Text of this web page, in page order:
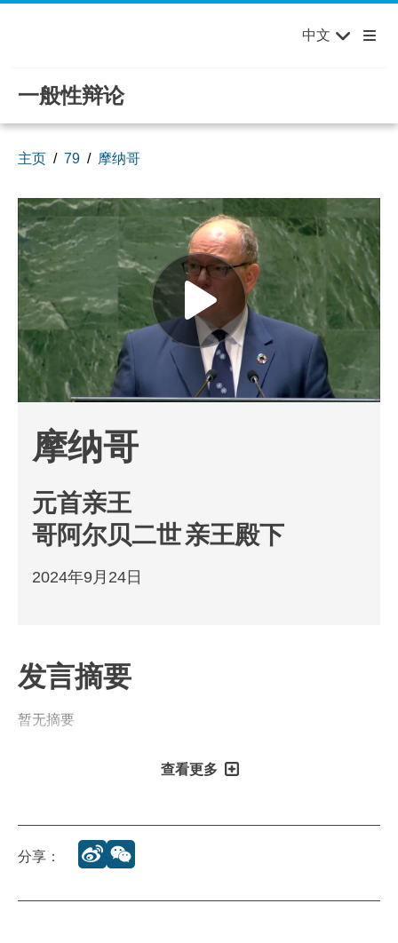
欢迎来到联合国，您的世界！ English Français
Español
中文
一般性辩论
主页 79 摩纳哥
摩纳哥
元首亲王
哥阿尔贝二世亲王殿下
2024年9月24日
发言摘要
暂无摘要
查看更多
分享：